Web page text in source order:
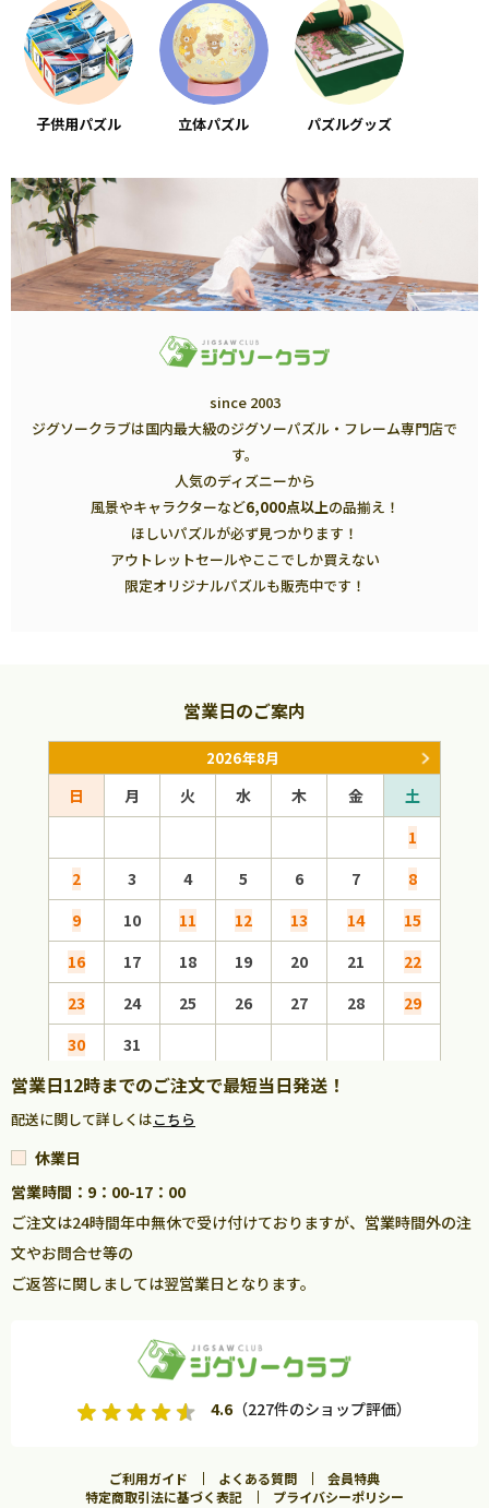
子供用パズル 立体パズル パズルグッズ
since 2003
ジグソークラブは国内最大級のジグソーパズル・フレーム専門店で
す。
人気のディズニーから
風景やキャラクターなど6,000点以上の品揃え！
ほしいパズルが必ず見つかります！
アウトレットセールやここでしか買えない
限定オリジナルパズルも販売中です！
営業日のご案内
2026年8月
日 月 火 水 木 金
土
1
2
3 4 5 6 7
8
9
10 11 12 13 14
15
16
17 18 19 20 21
22
23
24 25 26 27 28
29
30
31
営業日12時までのご注文で最短当日発送！
配送に関して詳しくはこちら
休業日
営業時間：9：00-17：00
ご注文は24時間年中無休で受け付けておりますが、営業時間外の注
文やお問合せ等の
ご返答に関しましては翌営業日となります。
4.6（227件のショップ評価）
ご利用ガイド よくある質問
会員特典
特定商取引法に基づく表記
プライバシーポリシー